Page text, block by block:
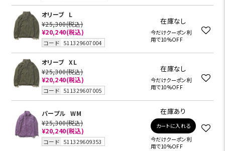
オリーブ
L
¥25,300(税込)
¥20,240(税込)
コード 511329607004
在庫なし
今だけクーポン利
用で10%OFF
オリーブ XL
¥25,300(税込)
¥20,240(税込)
コード 511329607005
在庫なし
今だけクーポン利
用で10%OFF
パープル
WM
¥25,300(税込)
¥20,240(税込)
コード 511329609353
在庫あり
カートに入れる
今だけクーポン利
用で10%OFF